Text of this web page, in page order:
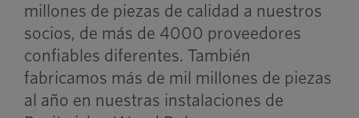
millones de piezas de calidad a nuestros
socios, de más de 4000 proveedores
confiables diferentes. También
fabricamos más de mil millones de piezas
al año en nuestras instalaciones de